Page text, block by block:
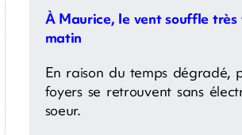
À Maurice, le vent souffle
matin
En raison du temps dégradé,
foyers se retrouvent sans
soeur.